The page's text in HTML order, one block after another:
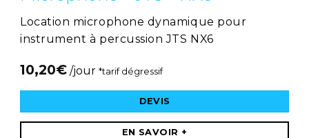
Location microphone dynamique pour
instrument à percussion JTS NX6
10,20€ /jour *tarif dégressif
DEVIS
EN SAVOIR +